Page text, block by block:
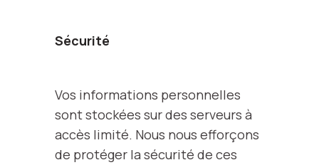
Sécurité
Vos informations personnelles
sont stockées sur des serveurs à
accès limité. Nous nous efforçons
de protéger la sécurité de ces